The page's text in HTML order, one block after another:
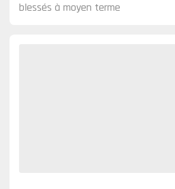
blessés à moyen terme